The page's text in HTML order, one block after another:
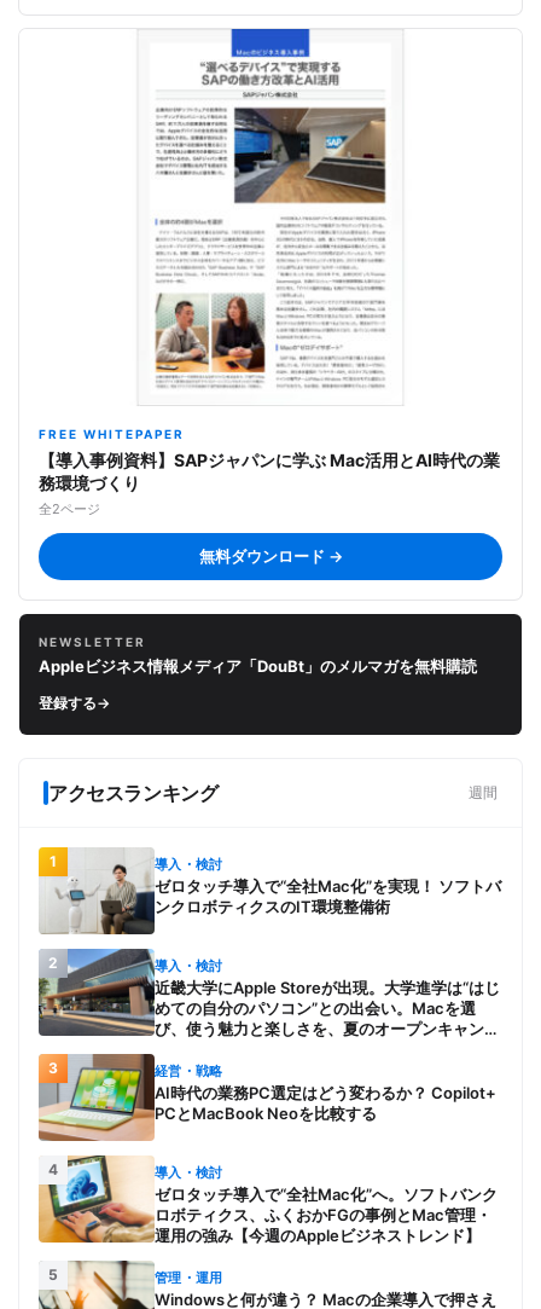
FREE WHITEPAPER
【導入事例資料】SAPジャパンに学ぶ Mac活用とAI時代の業
務環境づくり
全2ページ
無料ダウンロード →
NEWSLETTER
Appleビジネス情報メディア「DouBt」のメルマガを無料購読
登録する→
アクセスランキング 週間
1 導入・検討
ゼロタッチ導入で“全社Mac化”を実現！ ソフトバ
ンクロボティクスのIT環境整備術
2 導入・検討
近畿大学にApple Storeが出現。大学進学は“はじ
めての自分のパソコン”との出会い。Macを選
び、使う魅力と楽しさを、夏のオープンキャンパ
3 経営・戦略
AI時代の業務PC選定はどう変わるか？ Copilot+
PCとMacBook Neoを比較する
4 導入・検討
ゼロタッチ導入で“全社Mac化”へ。ソフトバンク
ロボティクス、ふくおかFGの事例とMac管理・
運用の強み【今週のAppleビジネストレンド】
5 管理・運用
Windowsと何が違う？ Macの企業導入で押さえ